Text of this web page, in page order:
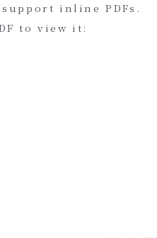
inline PDFs.
to view it: